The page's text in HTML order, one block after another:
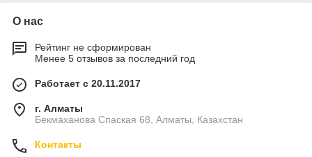
О нас
Рейтинг не сформирован
Менее 5 отзывов за последний год
Работает с 20.11.2017
г. Алматы
Бекмаханова Спаская 68, Алматы, Казахстан
Контакты